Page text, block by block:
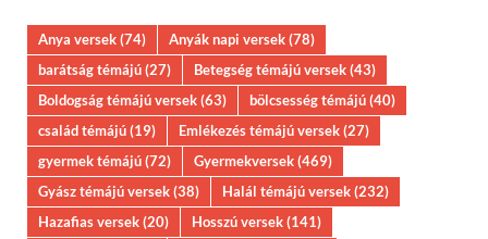
Anya versek(74) Anyák napi versek(78)
barátság témájú(27) Betegség témájú versek(43)
Boldogság témájú versek(63) bölcsesség témájú(40)
család témájú(19) Emlékezés témájú versek(27)
gyermek témájú(72) Gyermekversek(469)
Gyász témájú versek(38) Halál témájú versek(232)
Hazafias versek(20) Hosszú versek(141)